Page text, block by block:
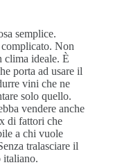
semplice.
Non
clima ideale. È
porta ad usare il
vini che ne
solo quello.
vendere anche
di fattori che
a chi vuole
tralasciare il
italiano.